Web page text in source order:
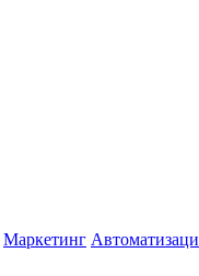
Маркетинг